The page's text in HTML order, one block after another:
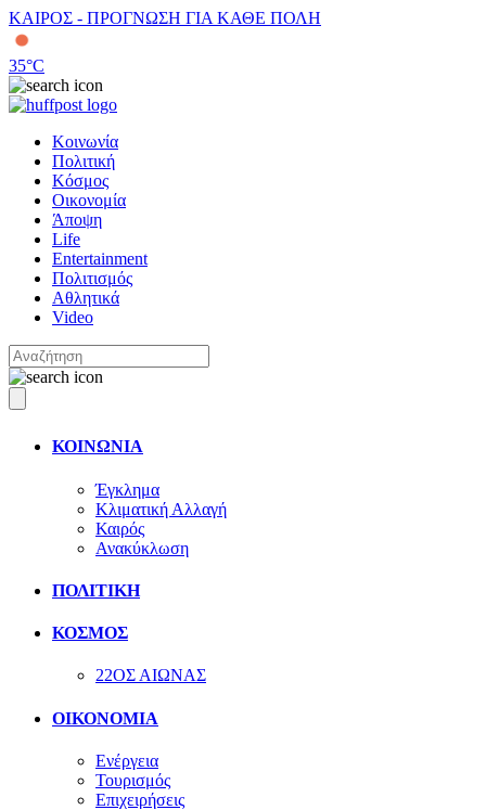
ΚΑΙΡΟΣ - ΠΡΟΓΝΩΣΗ ΓΙΑ ΚΑΘΕ ΠΟΛΗ
35°C
Κοινωνία
Πολιτική
Κόσμος
Οικονομία
Άποψη
Life
Entertainment
Πολιτισμός
Αθλητικά
Video
ΚΟΙΝΩΝΙΑ
Έγκλημα
Κλιματική Αλλαγή
Καιρός
Ανακύκλωση
ΠΟΛΙΤΙΚΗ
ΚΟΣΜΟΣ
22ΟΣ ΑΙΩΝΑΣ
ΟΙΚΟΝΟΜΙΑ
Ενέργεια
Τουρισμός
Επιχειρήσεις